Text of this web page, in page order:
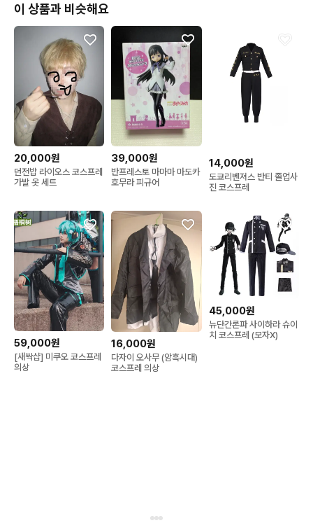
이 상품과 비슷해요
20,000원
던전밥 라이오스 코스프레
가발 옷 세트
39,000원
반프레스토 마마마 마도카
호무라 피규어
14,000원
도쿄리벤져스 반티 졸업사
진 코스프레
59,000원
[새싹샵] 미쿠오 코스프레
의상
16,000원
다자이 오사무 (암흑시대)
코스프레 의상
45,000원
뉴단간론파 사이하라 슈이
치 코스프레 (모자X)